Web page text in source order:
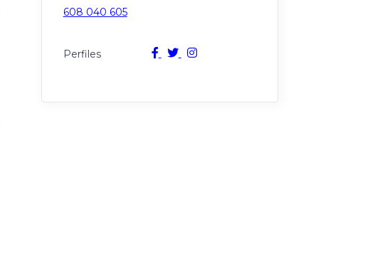
608 040 605